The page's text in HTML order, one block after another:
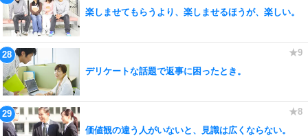
楽しませてもらうより、楽しませるほうが、楽しい。
デリケートな話題で返事に困ったとき。
価値観の違う人がいないと、見識は広くならない。